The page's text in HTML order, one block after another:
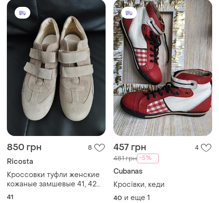
850 грн 8
Ricosta
Кроссовки туфли женские
кожаные замшевые 41, 42
размер ricosta
41
457 грн 4
481 грн -5%
Cubanas
Кросівки, кеди
40 и еще 1